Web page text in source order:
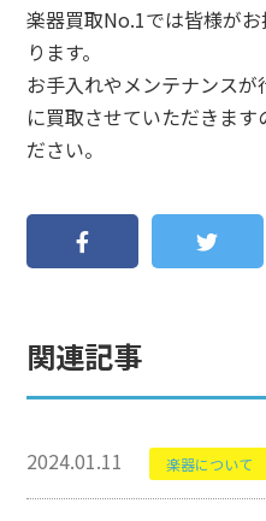
楽器買取No.1では皆様が
ります。
お手入れやメンテナンス
に買取させていただきま
ださい。
関連記事
2024.01.11 楽器について